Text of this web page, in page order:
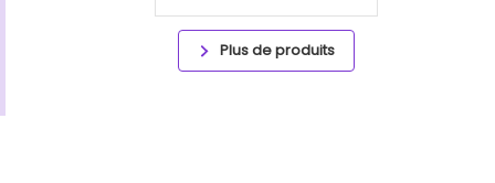
Plus de produits